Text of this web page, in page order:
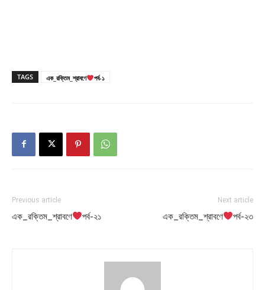
TAGS এক_রক্তিম_শ্রাবণে পর্ব-১
Previous article
এক_রক্তিম_শ্রাবণে পর্ব-২১
Next article
এক_রক্তিম_শ্রাবণে পর্ব-২৩